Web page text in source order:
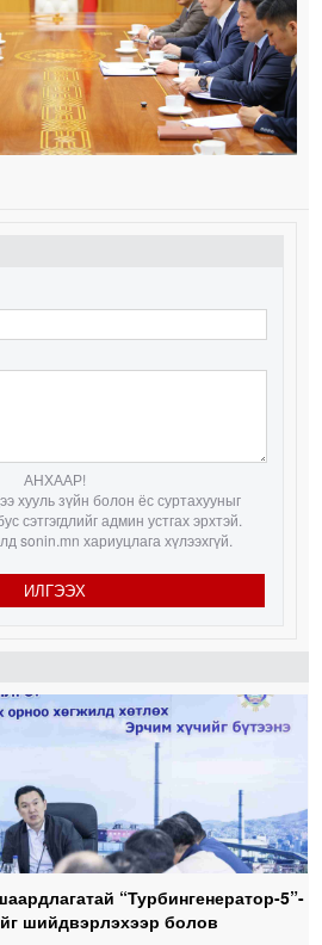
АНХААР!
хууль зүйн болон ёс суртахууныг
сэтгэгдлийг админ устгах эрхтэй.
sonin.mn хариуцлага хүлээхгүй.
ИЛГЭЭХ
“Турбингенератор-5”-
шийдвэрлэхээр болов